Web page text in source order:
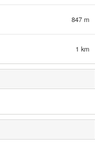
847 m
1 km